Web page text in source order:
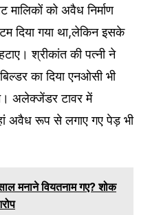
को अवैध निर्माण
दिया गया था,लेकिन इसके
श्रीकांत की पत्नी ने
का दिया एनओसी भी
अलेक्जेंडर टावर में
अवैध रूप से लगाए गए पेड़ भी
मनाने वियतनाम गए? शोक